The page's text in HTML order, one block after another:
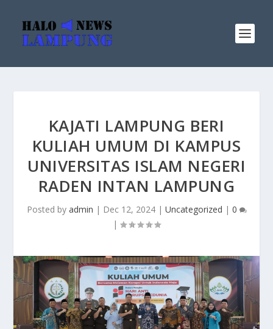
KAJATI LAMPUNG BERI
KULIAH UMUM DI KAMPUS
UNIVERSITAS ISLAM NEGERI
RADEN INTAN LAMPUNG
Posted by admin | Dec 12, 2024| Uncategorized | 0
|